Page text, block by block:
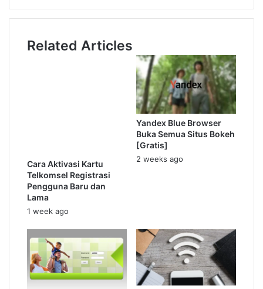
Related Articles
Cara Aktivasi Kartu
Telkomsel Registrasi
Pengguna Baru dan
Lama
1 week ago
Yandex Blue Browser
Buka Semua Situs Bokeh
[Gratis]
2 weeks ago